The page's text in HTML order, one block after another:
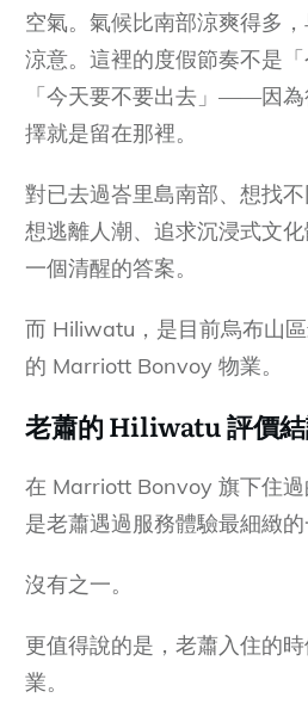
空氣。氣候比南部涼爽得多
涼意。這裡的度假節奏不是
「今天要不要出去」——因
擇就是留在那裡。
對已去過峇里島南部、想找
想逃離人潮、追求沉浸式文
一個清醒的答案。
而 Hiliwatu，是目前烏布山
的 Marriott Bonvoy 物業。
老蕭的 Hiliwatu 評價
在 Marriott Bonvoy 旗下住
是老蕭遇過服務體驗最細緻的
沒有之一。
更值得說的是，老蕭入住的
業。